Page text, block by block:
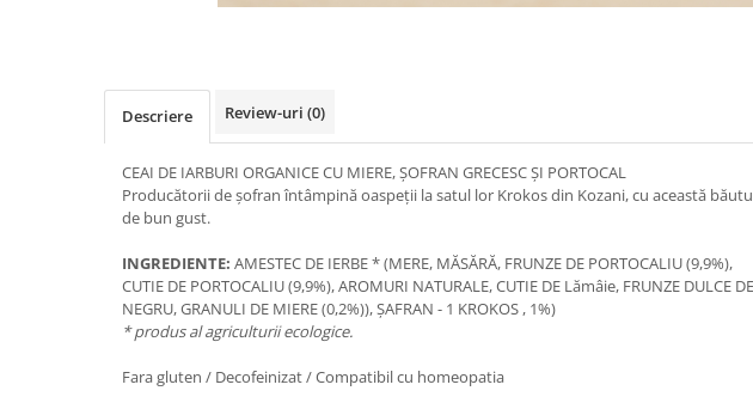
TOATE PRODUSELE
Descriere Review-uri (0)
CEAI DE IARBURI ORGANICE CU MIERE, ȘOFRAN GRECESC ȘI PORTOCAL
Producătorii de șofran întâmpină oaspeții la satul lor Krokos din Kozani, cu această
de bun gust.
INGREDIENTE: AMESTEC DE IERBE * (MERE, MĂSĂRĂ, FRUNZE DE PORTOCALIU (9,9%),
CUTIE DE PORTOCALIU (9,9%), AROMURI NATURALE, CUTIE DE Lămâie, FRUNZE DULCE DE
NEGRU, GRANULI DE MIERE (0,2%)), ȘAFRAN - 1 KROKOS , 1%)
* produs al agriculturii ecologice.
Fara gluten / Decofeinizat / Compatibil cu homeopatia